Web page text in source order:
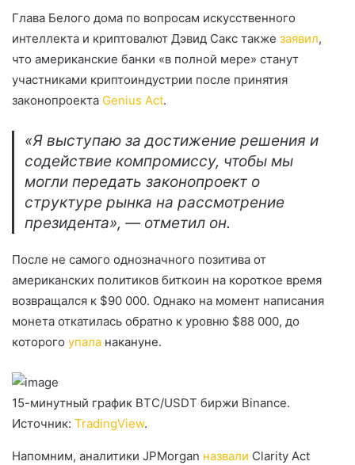
Глава Белого дома по вопросам искусственного
интеллекта и криптовалют Дэвид Сакс также заявил,
что американские банки «в полной мере» станут
участниками криптоиндустрии после принятия
законопроекта Genius Act.
«Я выступаю за достижение решения и
содействие компромиссу, чтобы мы
могли передать законопроект о
структуре рынка на рассмотрение
президента», — отметил он.
После не самого однозначного позитива от
американских политиков биткоин на короткое время
возвращался к $90 000. Однако на момент написания
монета откатилась обратно к уровню $88 000, до
которого упала накануне.
15-минутный график BTC/USDT биржи Binance.
Источник: TradingView.
Напомним, аналитики JPMorgan назвали Clarity Act